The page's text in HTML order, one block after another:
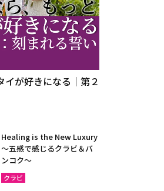
イが好きになる｜第２
Healing is the New Luxury
～五感で感じるクラビ＆バ
ンコク～
クラビ